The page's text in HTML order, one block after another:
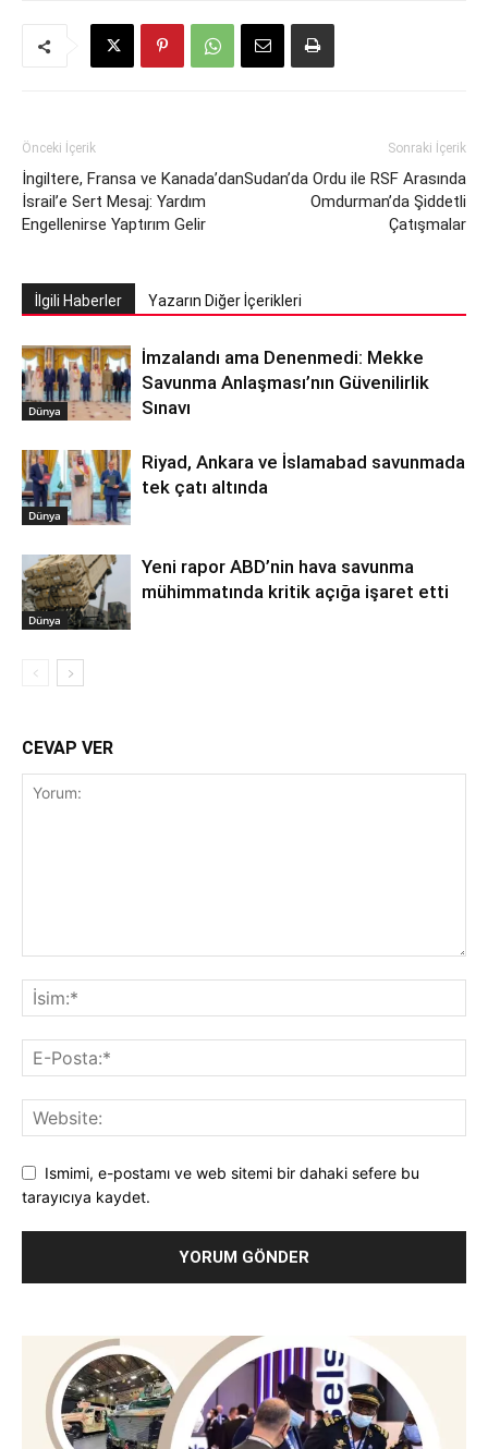
Önceki İçerik
İngiltere, Fransa ve Kanada’dan
İsrail’e Sert Mesaj: Yardım
Engellenirse Yaptırım Gelir
Sonraki İçerik
Sudan’da Ordu ile RSF Arasında
Omdurman’da Şiddetli
Çatışmalar
İlgili Haberler Yazarın Diğer İçerikleri
Dünya
İmzalandı ama Denenmedi: Mekke
Savunma Anlaşması’nın Güvenilirlik
Sınavı
Dünya
Riyad, Ankara ve İslamabad savunmada
tek çatı altında
Dünya
Yeni rapor ABD’nin hava savunma
mühimmatında kritik açığa işaret etti
CEVAP VER
Ismimi, e-postamı ve web sitemi bir dahaki sefere bu
tarayıcıya kaydet.